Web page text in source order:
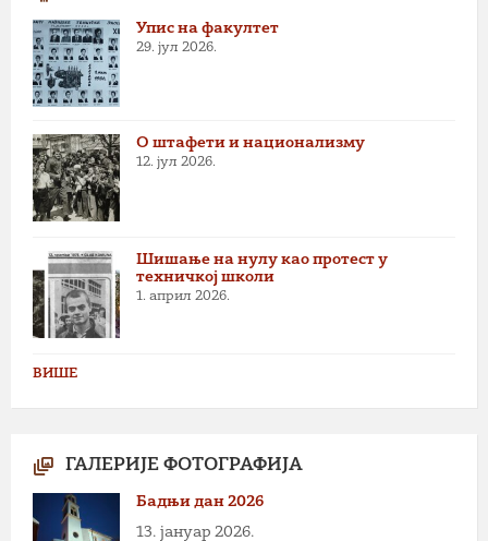
Упис на факултет
29. јул 2026.
О штафети и национализму
12. јул 2026.
Шишање на нулу као протест у
техничкој школи
1. април 2026.
ВИШЕ
ГАЛЕРИЈЕ ФОТОГРАФИЈА
Бадњи дан 2026
13. јануар 2026.